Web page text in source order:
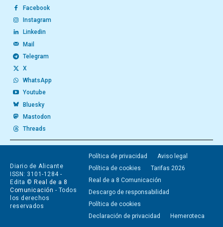
Facebook
Instagram
Linkedin
Mail
Telegram
X
WhatsApp
Youtube
Bluesky
Mastodon
Threads
Diario de Alicante
ISSN: 3101-1284 -
Edita © Real de a 8
Comunicación - Todos
los derechos
reservados
Política de privacidad
Aviso legal
Política de cookies
Tarifas 2026
Real de a 8 Comunicación
Descargo de responsabilidad
Política de cookies
Declaración de privacidad
Hemeroteca